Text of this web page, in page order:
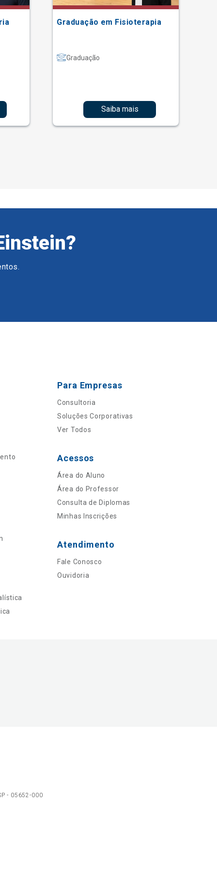
Graduação em Fisioterapia
Graduação
Saiba mais
Para Empresas
Consultoria
Soluções Corporativas
Ver Todos
Acessos
Área do Aluno
Área do Professor
Consulta de Diplomas
Minhas Inscrições
Atendimento
Fale Conosco
Ouvidoria
- 05652-000